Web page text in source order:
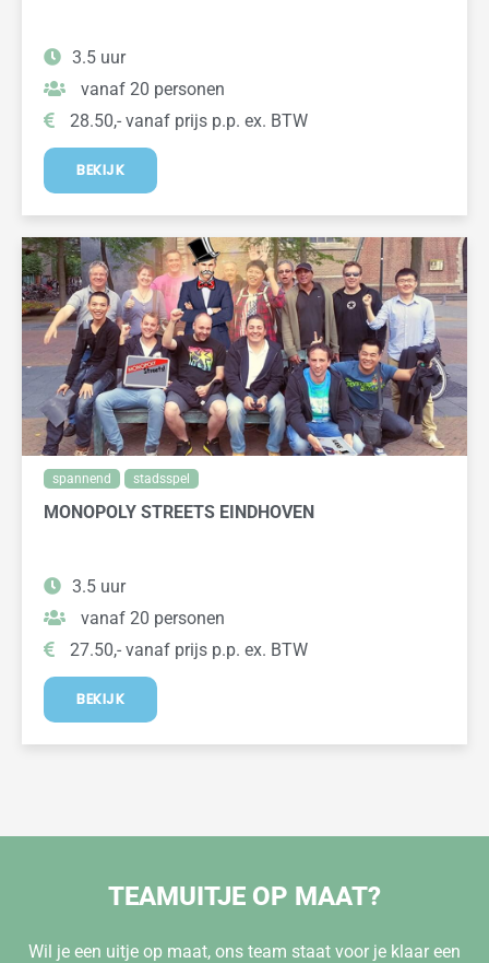
3.5 uur
vanaf 20 personen
28.50,- vanaf prijs p.p. ex. BTW
BEKIJK
spannend stadsspel
MONOPOLY STREETS EINDHOVEN
3.5 uur
vanaf 20 personen
27.50,- vanaf prijs p.p. ex. BTW
BEKIJK
TEAMUITJE OP MAAT?
Wil je een uitje op maat, ons team staat voor je klaar een